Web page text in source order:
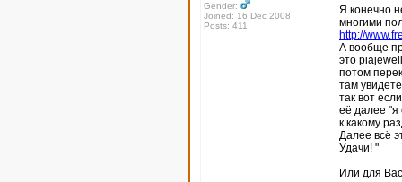
Gender:
Joined: 16 Dec 2008
Posts: 411
Я конечно
многими
http://
А вообще
это
потом
там
так вот
её далее "я
к какому
Далее всё
Удачи! "
Или для